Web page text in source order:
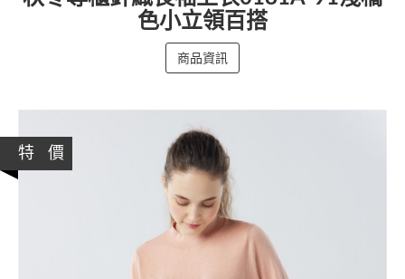
色小立領百搭
商品資訊
特 價